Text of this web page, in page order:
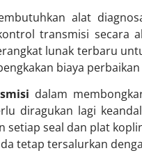
alat
transmisi secara
lunak terbaru
biaya
dalam
diragukan lagi
setiap seal dan plat
tetap tersalurkan